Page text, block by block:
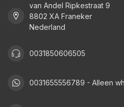
van Andel Ripkestraat 9
8802 XA Franeker
Nederland
0031850606505
0031655556789 - Alleen